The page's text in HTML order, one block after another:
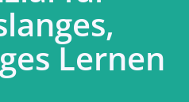
Lernen